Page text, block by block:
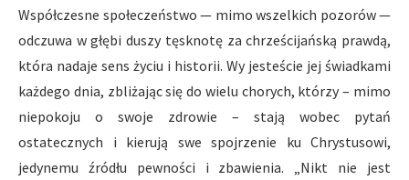
Współczesne społeczeństwo — mimo wszelkich pozorów —
odczuwa w głębi duszy tęsknotę za chrześcijańską prawdą,
która nadaje sens życiu i historii. Wy jesteście jej świadkami
każdego dnia, zbliżając się do wielu chorych, którzy – mimo
niepokoju o swoje zdrowie – stają wobec pytań
ostatecznych i kierują swe spojrzenie ku Chrystusowi,
jedynemu źródłu pewności i zbawienia. „Nikt nie jest